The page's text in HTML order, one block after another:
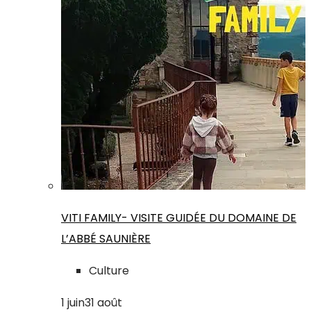
VITI FAMILY- VISITE GUIDÉE DU DOMAINE DE
L’ABBÉ SAUNIÈRE
Culture
1 juin31 août